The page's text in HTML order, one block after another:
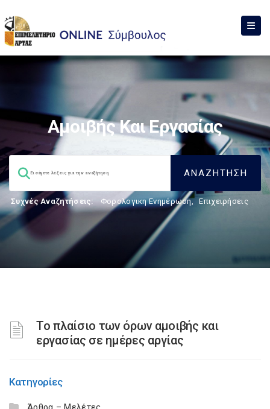
Αμοιβής Και Εργασίας
Συχνές Αναζητήσεις: Φορολογικη Ενημέρωση, Επιχειρήσεις
Το πλαίσιο των όρων αμοιβής και
εργασίας σε ημέρες αργίας
Κατηγορίες